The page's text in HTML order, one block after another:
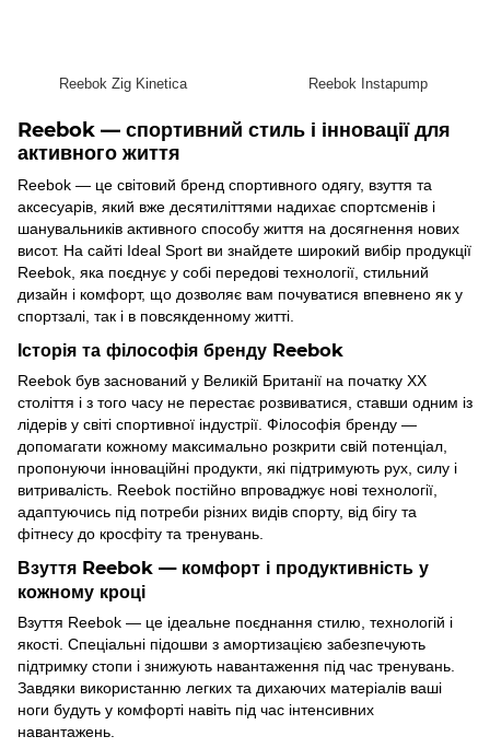
Reebok — спортивний стиль і інновації для
активного життя
Reebok — це світовий бренд спортивного одягу, взуття та
аксесуарів, який вже десятиліттями надихає спортсменів і
шанувальників активного способу життя на досягнення нових
висот. На сайті Ideal Sport ви знайдете широкий вибір продукції
Reebok, яка поєднує у собі передові технології, стильний
дизайн і комфорт, що дозволяє вам почуватися впевнено як у
спортзалі, так і в повсякденному житті.
Історія та філософія бренду Reebok
Reebok був заснований у Великій Британії на початку XX
століття і з того часу не перестає розвиватися, ставши одним із
лідерів у світі спортивної індустрії. Філософія бренду —
допомагати кожному максимально розкрити свій потенціал,
пропонуючи інноваційні продукти, які підтримують рух, силу і
витривалість. Reebok постійно впроваджує нові технології,
адаптуючись під потреби різних видів спорту, від бігу та
фітнесу до кросфіту та тренувань.
Взуття Reebok — комфорт і продуктивність у
кожному кроці
Взуття Reebok — це ідеальне поєднання стилю, технологій і
якості. Спеціальні підошви з амортизацією забезпечують
підтримку стопи і знижують навантаження під час тренувань.
Завдяки використанню легких та дихаючих матеріалів ваші
ноги будуть у комфорті навіть під час інтенсивних
навантажень.
Reebok Zig Kinetica Reebok Instapump